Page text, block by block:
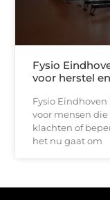
Fysio
voor herstel
Fysio
voor mensen
klachten of
het nu gaat om